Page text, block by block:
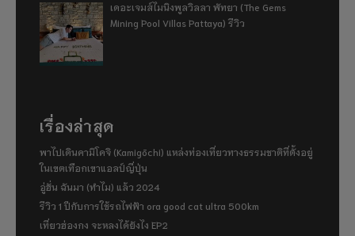
เดอะเจมส์ไมนิงพูลวิลลา พัทยา (The Gems
Mining Pool Villas Pattaya) รีวิว
เรื่องล่าสุด
พาไปเดินคามิโคจิ (Kamigōchi) แหล่งท่องเที่ยวทางธรรมชาติที่ตั้งอยู่
ในเขตเทือกเขาแอลป์ญี่ปุ่น
อู่ฮั่น ฉันมา (ทำไม) แล้ว 2024
รีวิว 1 ปีกับการใช้รถไฟฟ้า ora good cat ultra 500km
เที่ยวฮ่องกง จะหลงได้ยังไง EP2